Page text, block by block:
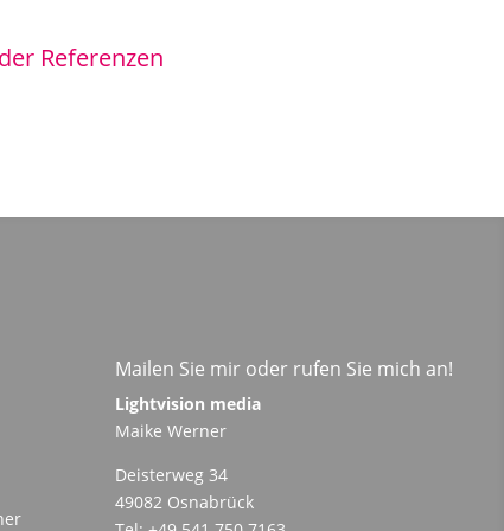
Referenzen
Mailen Sie mir oder rufen Sie mich an!
Lightvision media
Maike Werner
Deisterweg 34
49082 Osnabrück